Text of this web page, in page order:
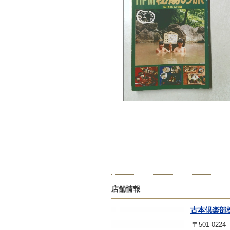
店舗情報
古本倶楽部
〒501-0224